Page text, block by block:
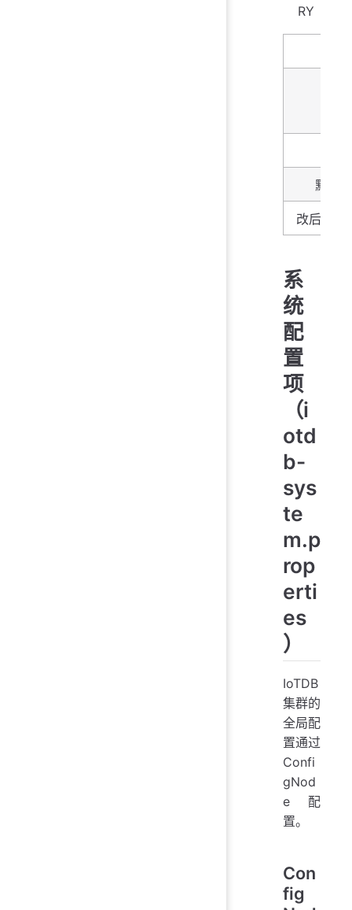
RY
默认值
改后生效
系
统
配
置
项
（i
otd
b-
sys
te
m.p
rop
erti
es
）
IoTDB
集群的
全局配
置通过
Confi
gNod
e 配
置。
Con
fig